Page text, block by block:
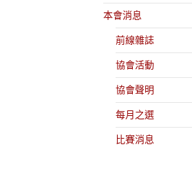
本會消息
前線雜誌
協會活動
協會聲明
每月之選
比賽消息